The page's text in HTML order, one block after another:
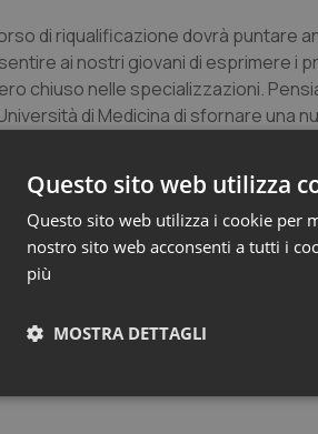
di riqualificazione dovrà puntare
ai nostri giovani di esprimere i
chiuso nelle specializzazioni.
di Medicina di sfornare una
la convenzione fra la Regione e
circa 400 unità, medici, infermieri e
precari che ai fini della
ha rimarcato come “in questi
sincero ringraziamento perché ha il
professionale dell'infermiere ha
fondamenta”.
Questo sito web utilizza
Questo sito web utilizza i cookie per
nostro sito web acconsenti a tutti i
più
MOSTRA DETTAGLI
Necessari